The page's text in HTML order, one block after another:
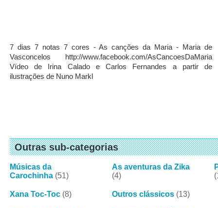
7 dias 7 notas 7 cores - As canções da Maria - Maria de
Vasconcelos http://www.facebook.com/AsCancoesDaMaria
Vídeo de Irina Calado e Carlos Fernandes a partir de
ilustrações de Nuno Markl
Outras sub-categorias
Músicas da
Carochinha (51)
Xana Toc-Toc (8)
As aventuras da Zika
(4)
Outros clássicos (13)